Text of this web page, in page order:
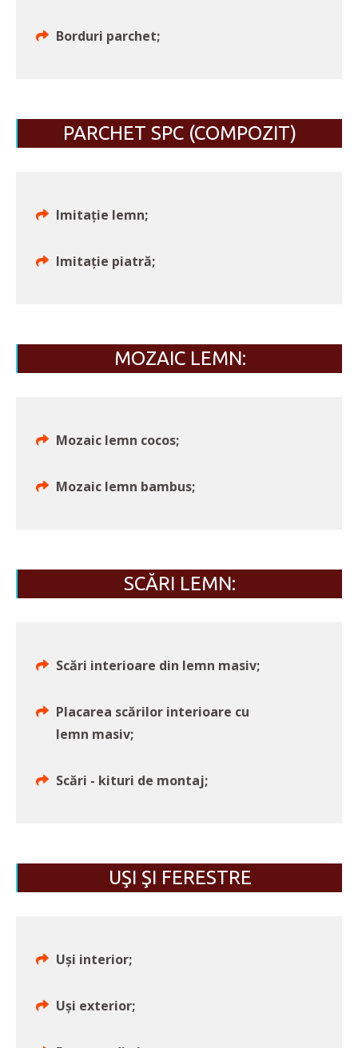
Borduri parchet;
PARCHET SPC (COMPOZIT)
Imitaţie lemn;
Imitaţie piatră;
MOZAIC LEMN:
Mozaic lemn cocos;
Mozaic lemn bambus;
SCĂRI LEMN:
Scări interioare din lemn masiv;
Placarea scărilor interioare cu
lemn masiv;
Scări - kituri de montaj;
UŞI ŞI FERESTRE
Uşi interior;
Uşi exterior;